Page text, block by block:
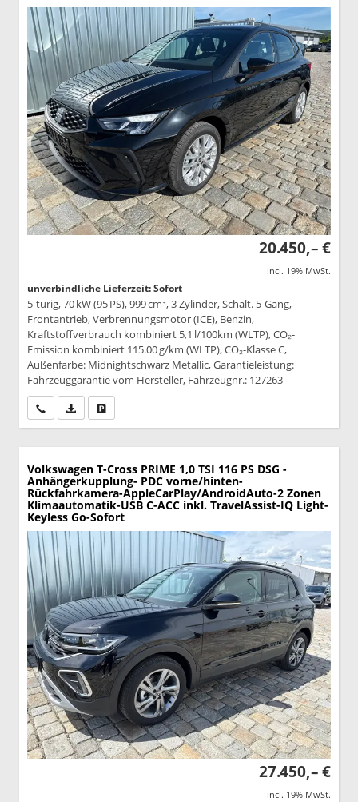
20.450,– €
incl. 19% MwSt.
unverbindliche Lieferzeit: Sofort
5-türig, 70 kW (95 PS), 999 cm³, 3 Zylinder, Schalt. 5-Gang,
Frontantrieb, Verbrennungsmotor (ICE), Benzin,
Kraftstoffverbrauch kombiniert 5,1 l/100km (WLTP), CO₂-
Emission kombiniert 115.00 g/km (WLTP), CO₂-Klasse C,
Außenfarbe: Midnightschwarz Metallic, Garantieleistung:
Fahrzeuggarantie vom Hersteller, Fahrzeugnr.: 127263
Wir rufen Sie anPDF-Datei, Fahrzeugexposé drucken
Volkswagen T-Cross PRIME 1,0 TSI 116 PS DSG -
Anhängerkupplung- PDC vorne/hinten-
Rückfahrkamera-AppleCarPlay/AndroidAuto-2 Zonen
Klimaautomatik-USB C-ACC inkl. TravelAssist-IQ Light-
Keyless Go-Sofort
27.450,– €
incl. 19% MwSt.